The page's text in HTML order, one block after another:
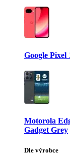
Google
Motorola
Gadget Grey
Dle výrobce